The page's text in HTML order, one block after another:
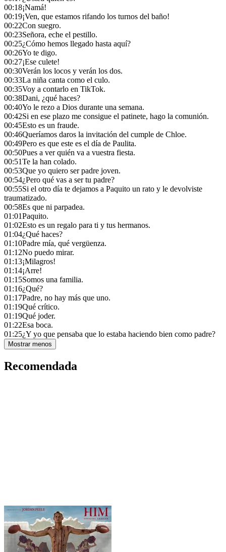
00:18¡Namá!
00:19¡Ven, que estamos rifando los turnos del baño!
00:22Con suegro.
00:23Señora, eche el pestillo.
00:25¿Cómo hemos llegado hasta aquí?
00:26Yo te digo.
00:27¡Ese culete!
00:30Verán los locos y verán los dos.
00:33La niña canta como el culo.
00:35Voy a contarlo en TikTok.
00:38Dani, ¿qué haces?
00:40Yo le rezo a Dios durante una semana.
00:42Si en ese plazo me consigue el patinete, hago la comunión.
00:45Esto es un fraude.
00:46Queríamos daros la invitación del cumple de Chloe.
00:49Pero es que este es el día de Paulita.
00:50Pues a ver quién va a vuestra fiesta.
00:51Te la han colado.
00:53Que yo quiero ser padre joven.
00:54¿Pero qué vas a ser tu padre?
00:55Si el otro día te dejamos a Paquito un rato y le devolviste
traumatizado.
00:58Es que ni parpadea.
01:01Paquito.
01:02Esto es un regalo para ti y tus hermanos.
01:04¿Qué haces?
01:10Padre mía, qué vergüenza.
01:12No puedo mirar.
01:13¡Milagros!
01:14¡Arre!
01:15Somos una familia.
01:16¿Qué?
01:17Padre, no hay más que uno.
01:19Qué crítico.
01:19Qué joder.
01:22Esa boca.
01:25¿Y yo que pensaba que lo estaba haciendo bien como padre?
Mostrar menos
Recomendada